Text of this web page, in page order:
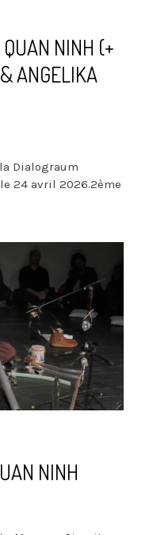
NINH (+
ANGELIKA
Dialograum
24 avril 2026.2ème
NINH